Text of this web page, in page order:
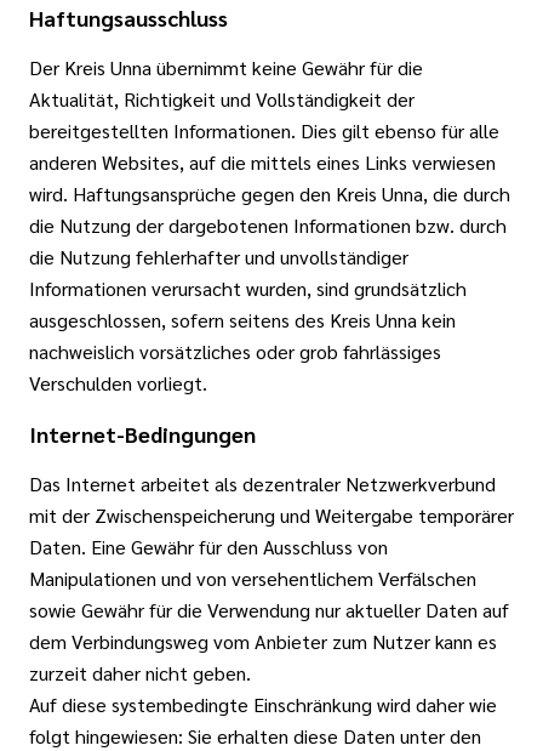
Haftungsausschluss
Der Kreis Unna übernimmt keine Gewähr für die
Aktualität, Richtigkeit und Vollständigkeit der
bereitgestellten Informationen. Dies gilt ebenso für alle
anderen Websites, auf die mittels eines Links verwiesen
wird. Haftungsansprüche gegen den Kreis Unna, die durch
die Nutzung der dargebotenen Informationen bzw. durch
die Nutzung fehlerhafter und unvollständiger
Informationen verursacht wurden, sind grundsätzlich
ausgeschlossen, sofern seitens des Kreis Unna kein
nachweislich vorsätzliches oder grob fahrlässiges
Verschulden vorliegt.
Internet-Bedingungen
Das Internet arbeitet als dezentraler Netzwerkverbund
mit der Zwischenspeicherung und Weitergabe temporärer
Daten. Eine Gewähr für den Ausschluss von
Manipulationen und von versehentlichem Verfälschen
sowie Gewähr für die Verwendung nur aktueller Daten auf
dem Verbindungsweg vom Anbieter zum Nutzer kann es
zurzeit daher nicht geben.
Auf diese systembedingte Einschränkung wird daher wie
folgt hingewiesen: Sie erhalten diese Daten unter den